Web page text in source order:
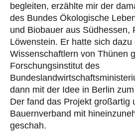
begleiten, erzählte mir der
des Bundes Ökologische
und Biobauer aus Südhessen,
Löwenstein. Er hatte sich dazu
Wissenschaftlern von Thünen
Forschungsinstitut des
dann mit der Idee in Berlin
Der fand das Projekt großartig
Bauernverband mit
geschah.